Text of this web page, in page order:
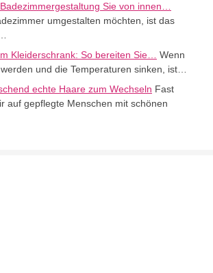
Sie von innen…
umgestalten möchten, ist das
Kleiderschrank: So bereiten Sie…
Wenn
und die Temperaturen sinken, ist…
echte Haare zum Wechseln Fast
auf gepflegte Menschen mit schönen